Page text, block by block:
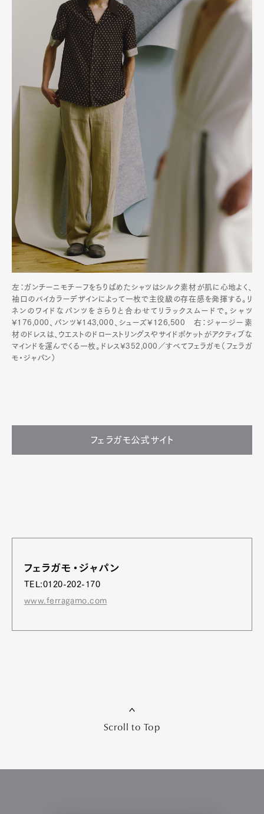
左：ガンチーニモチーフをちりばめたシャツはシルク素材が肌に心地よく、
袖口のバイカラーデザインによって一枚で主役級の存在感を発揮する。リ
ネンのワイドなパンツをさらりと合わせてリラックスムードで。シャツ
¥176,000、パンツ¥143,000、シューズ¥126,500 右：ジャージー素
材のドレスは、ウエストのドローストリングスやサイドポケットがアクティブな
マインドを運んでくる一枚。ドレス¥352,000／すべてフェラガモ（フェラガ
モ・ジャパン）
フェラガモ公式サイト
フェラガモ・ジャパン
TEL:0120-202-170
www.ferragamo.com
Scroll to Top